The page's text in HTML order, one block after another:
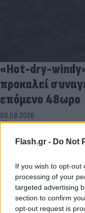
Flash.gr - Do Not
If you wish to opt-out
processing of your
targeted advertising
section to confirm
opt-out request is
«Hot-dry-
προκαλεί
επόμενο 48ωρο
08.08.2026